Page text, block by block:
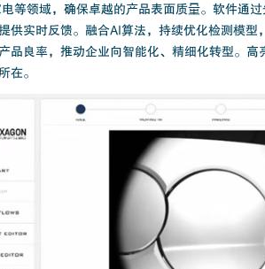
等领域，确保卓越的产品表面质量。软件通
供实时反馈。融合AI算法，持续优化检测模
品良率，推动企业向智能化、精细化转型。
在。